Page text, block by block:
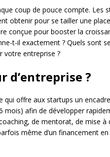
coup de pouce compte. Les
obtenir pour se tailler une
conçue pour booster la
t-il exactement ? Quels sont
votre entreprise ?
d’entreprise ?
qui offre aux startups un
afin de développer
de mentorat, de mise à
même d’un financement en